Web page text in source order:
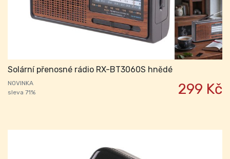
Solární přenosné rádio RX-BT3060S hnědé
NOVINKA
sleva 71%
299 Kč